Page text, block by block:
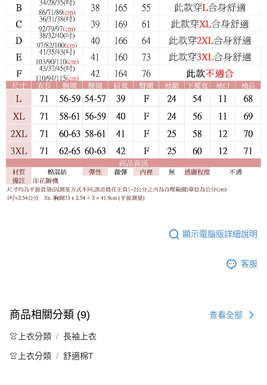
顯示電腦版詳細說明
客服
商品相關分類 (9) 查看全部
👚上衣分類 長袖上衣
👚上衣分類 舒適棉T